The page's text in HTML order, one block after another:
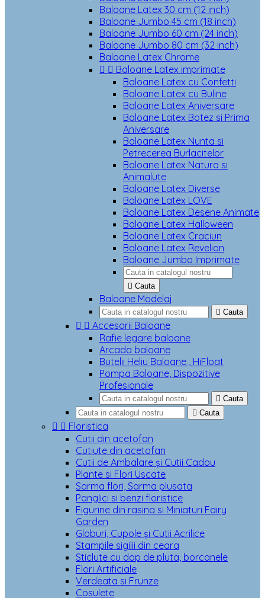
Baloane Latex 30 cm (12 inch)
Baloane Jumbo 45 cm (18 inch)
Baloane Jumbo 60 cm (24 inch)
Baloane Jumbo 80 cm (32 inch)
Baloane Latex Chrome
  Baloane Latex imprimate
Baloane Latex cu Confetti
Baloane Latex cu Buline
Baloane Latex Aniversare
Baloane Latex Botez si Prima
Aniversare
Baloane Latex Nunta si
Petrecerea Burlacitelor
Baloane Latex Natura si
Animalute
Baloane Latex Diverse
Baloane Latex LOVE
Baloane Latex Desene Animate
Baloane Latex Halloween
Baloane Latex Craciun
Baloane Latex Revelion
Baloane Jumbo Imprimate
 Cauta
Baloane Modelaj
 Cauta
  Accesorii Baloane
Rafie legare baloane
Arcada baloane
Butelii Heliu Baloane , HiFloat
Pompa Baloane, Dispozitive
Profesionale
 Cauta
 Cauta
  Floristica
Cutii din acetofan
Cutiute din acetofan
Cutii de Ambalare și Cutii Cadou
Plante si Flori Uscate
Sarma flori, Sarma plusata
Panglici si benzi floristice
Figurine din rasina si Miniaturi Fairy
Garden
Globuri, Cupole și Cutii Acrilice
Stampile sigilii din ceara
Sticlute cu dop de pluta, borcanele
Flori Artificiale
Verdeata si Frunze
Cosulete